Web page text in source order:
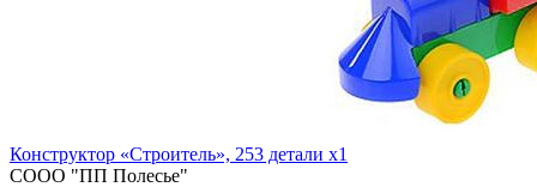
Конструктор «Строитель», 253 детали x1
СООО "ПП Полесье"